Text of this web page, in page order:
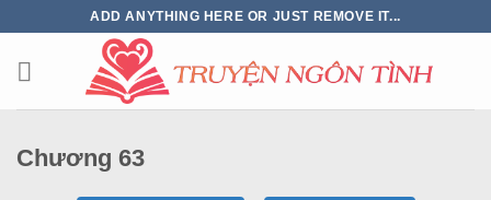
ADD ANYTHING HERE OR JUST REMOVE IT...
Chương 63